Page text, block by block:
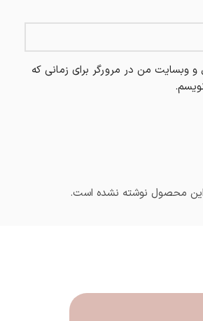
محصول نوشته نشده است.
و وبسایت من در مرورگر برای زمانی که